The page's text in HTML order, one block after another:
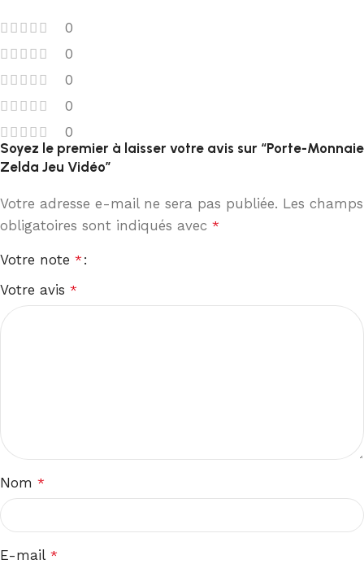
0
0
0
0
0
Soyez le premier à laisser votre avis sur “Porte-Monnaie
Zelda Jeu Vidéo”
Votre adresse e-mail ne sera pas publiée. Les champs
obligatoires sont indiqués avec *
Votre note *
Votre avis *
Nom *
E-mail *